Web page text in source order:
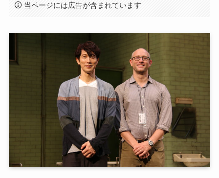
当ページには広告が含まれています